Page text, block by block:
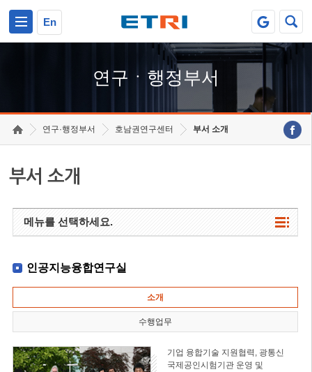
En
연구ㆍ행정부서
연구·행정부서 호남권연구센터 부서 소개
부서 소개
메뉴를 선택하세요.
인공지능융합연구실
소개
수행업무
기업 융합기술 지원협력, 광통신
국제공인시험기관 운영 및